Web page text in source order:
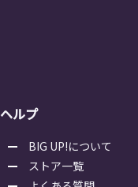
ヘルプ
BIG UP!について
ストア一覧